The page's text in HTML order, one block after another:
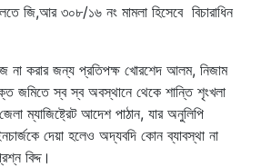
জি,আর ৩০৮/১৬ নং মামলা হিসেবে বিচারাধিন
না করার জন্য প্রতিপক্ষ খোরশেদ আলম, নিজাম
জমিতে স্ব স্ব অবস্থানে থেকে শান্তি শৃংখলা
ম্যাজিষ্ট্রেট আদেশ পাঠান, যার অনুলিপি
দেয়া হলেও অদ্যবদি কোন ব্যাবস্থা না
বিদ্দ।